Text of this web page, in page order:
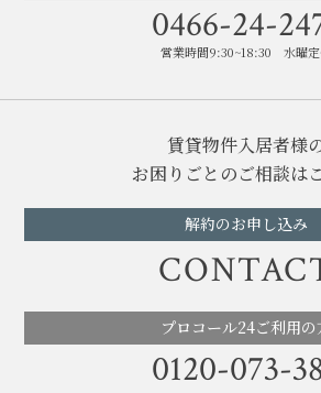
0466-24-
営業時間9:30~18:30 水曜
賃貸物件入居者様
お困りごとのご相談は
解約のお申し込み
プロコール24ご利用の
0120-073-